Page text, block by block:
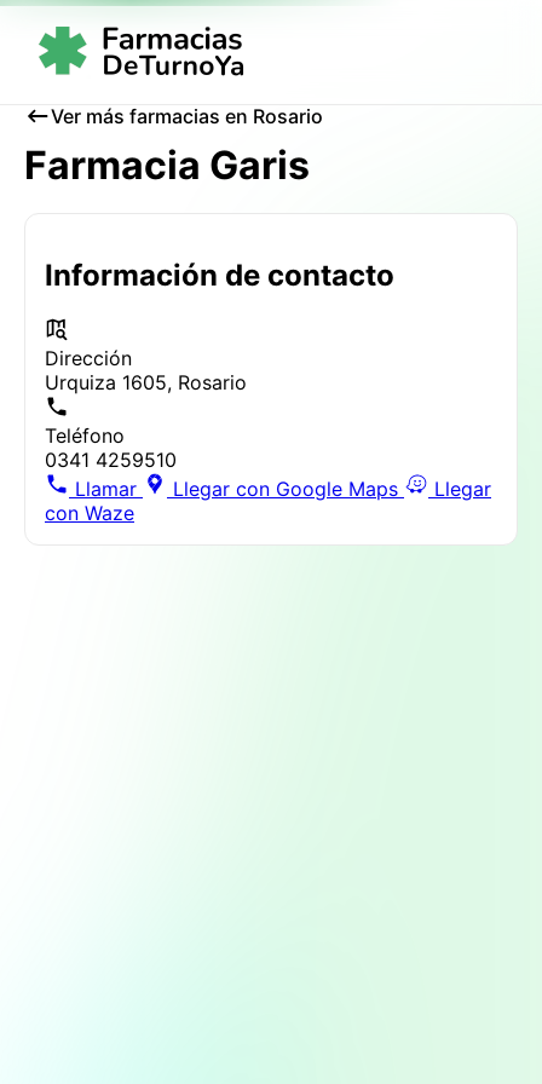
Ver más farmacias en Rosario
Farmacia Garis
Información de contacto
Dirección
Urquiza 1605, Rosario
Teléfono
0341 4259510
Llamar
Llegar con Google Maps
Llegar
con Waze